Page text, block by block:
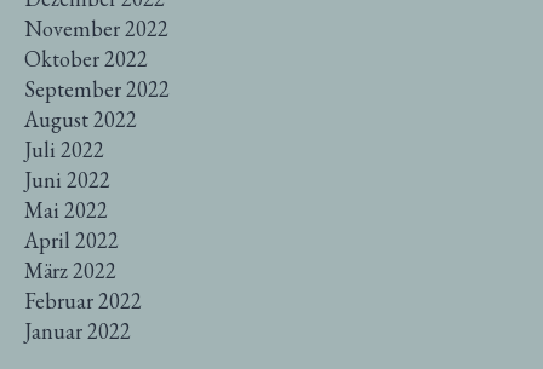
November 2022
Oktober 2022
September 2022
August 2022
Juli 2022
Juni 2022
Mai 2022
April 2022
März 2022
Februar 2022
Januar 2022